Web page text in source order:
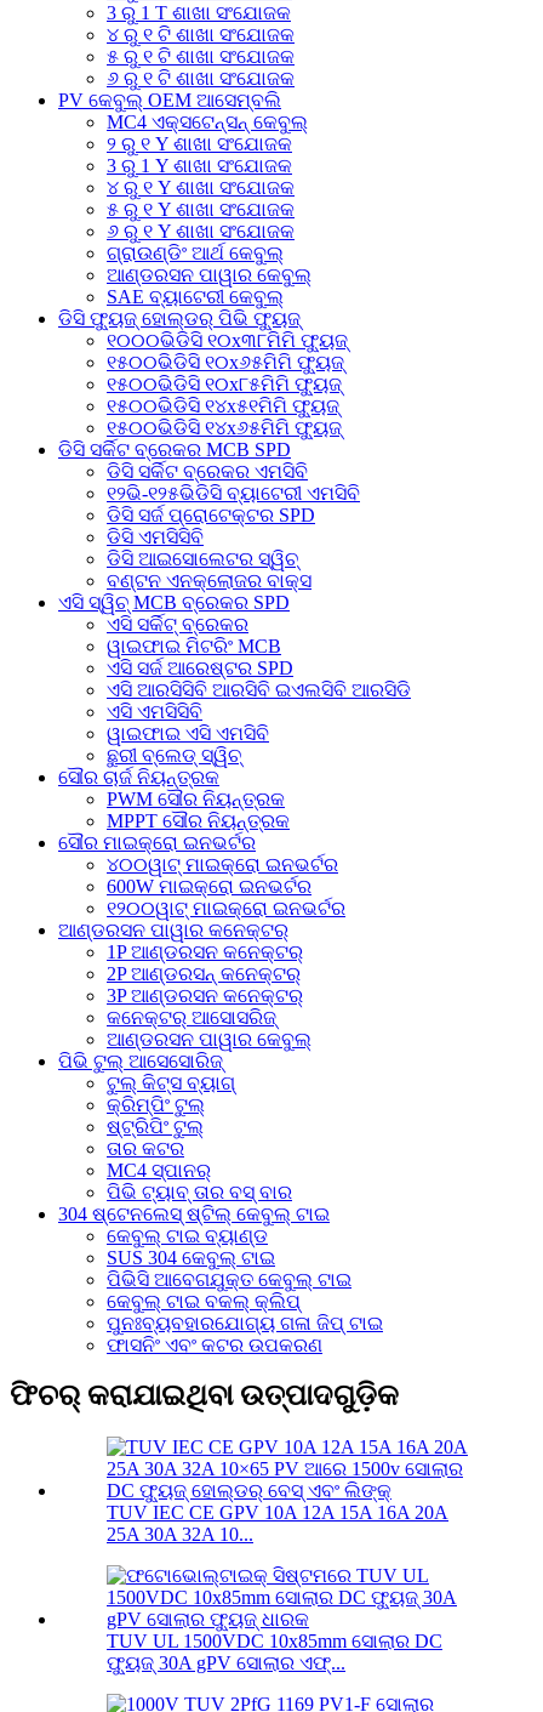
3 ରୁ 1 T ଶାଖା ସଂଯୋଜକ
୪ ରୁ ୧ ଟି ଶାଖା ସଂଯୋଜକ
୫ ରୁ ୧ ଟି ଶାଖା ସଂଯୋଜକ
୬ ରୁ ୧ ଟି ଶାଖା ସଂଯୋଜକ
PV କେବୁଲ୍ OEM ଆସେମ୍ବଲି
MC4 ଏକ୍ସଟେନ୍ସନ୍ କେବୁଲ୍
୨ ରୁ ୧ Y ଶାଖା ସଂଯୋଜକ
3 ରୁ 1 Y ଶାଖା ସଂଯୋଜକ
୪ ରୁ ୧ Y ଶାଖା ସଂଯୋଜକ
୫ ରୁ ୧ Y ଶାଖା ସଂଯୋଜକ
୬ ରୁ ୧ Y ଶାଖା ସଂଯୋଜକ
ଗ୍ରାଉଣ୍ଡିଂ ଆର୍ଥ କେବୁଲ୍
ଆଣ୍ଡରସନ ପାୱାର କେବୁଲ୍
SAE ବ୍ୟାଟେରୀ କେବୁଲ୍
ଡିସି ଫ୍ୟୁଜ୍ ହୋଲ୍ଡର୍ ପିଭି ଫ୍ୟୁଜ୍
୧୦୦୦ଭିଡିସି ୧୦x୩୮ମିମି ଫ୍ୟୁଜ୍
୧୫୦୦ଭିଡିସି ୧୦x୬୫ମିମି ଫ୍ୟୁଜ୍
୧୫୦୦ଭିଡିସି ୧୦x୮୫ମିମି ଫ୍ୟୁଜ୍
୧୫୦୦ଭିଡିସି ୧୪x୫୧ମିମି ଫ୍ୟୁଜ୍
୧୫୦୦ଭିଡିସି ୧୪x୬୫ମିମି ଫ୍ୟୁଜ୍
ଡିସି ସର୍କିଟ ବ୍ରେକର MCB SPD
ଡିସି ସର୍କିଟ ବ୍ରେକର ଏମସିବି
୧୨ଭି-୧୨୫ଭିଡିସି ବ୍ୟାଟେରୀ ଏମସିବି
ଡିସି ସର୍ଜ ପ୍ରୋଟେକ୍ଟର SPD
ଡିସି ଏମସିସିବି
ଡିସି ଆଇସୋଲେଟର ସ୍ୱିଚ୍
ବଣ୍ଟନ ଏନକ୍ଲୋଜର ବାକ୍ସ
ଏସି ସ୍ୱିଚ୍ MCB ବ୍ରେକର SPD
ଏସି ସର୍କିଟ୍ ବ୍ରେକର
ୱାଇଫାଇ ମିଟରିଂ MCB
ଏସି ସର୍ଜ ଆରେଷ୍ଟର SPD
ଏସି ଆରସିସିବି ଆରସିବି ଇଏଲସିବି ଆରସିଡି
ଏସି ଏମସିସିବି
ୱାଇଫାଇ ଏସି ଏମସିବି
ଛୁରୀ ବ୍ଲେଡ୍ ସ୍ୱିଚ୍
ସୌର ଚାର୍ଜ ନିୟନ୍ତ୍ରକ
PWM ସୌର ନିୟନ୍ତ୍ରକ
MPPT ସୌର ନିୟନ୍ତ୍ରକ
ସୌର ମାଇକ୍ରୋ ଇନଭର୍ଟର
୪୦୦ୱାଟ୍ ମାଇକ୍ରୋ ଇନଭର୍ଟର
600W ମାଇକ୍ରୋ ଇନଭର୍ଟର
୧୨୦୦ୱାଟ୍ ମାଇକ୍ରୋ ଇନଭର୍ଟର
ଆଣ୍ଡରସନ ପାୱାର କନେକ୍ଟର୍
1P ଆଣ୍ଡରସନ କନେକ୍ଟର୍
2P ଆଣ୍ଡରସନ୍ କନେକ୍ଟର୍
3P ଆଣ୍ଡରସନ କନେକ୍ଟର୍
କନେକ୍ଟର୍ ଆସୋସରିଜ୍
ଆଣ୍ଡରସନ ପାୱାର କେବୁଲ୍
ପିଭି ଟୁଲ୍ ଆସେସୋରିଜ୍
ଟୁଲ୍ କିଟ୍ସ ବ୍ୟାଗ୍
କ୍ରିମ୍ପିଂ ଟୁଲ୍
ଷ୍ଟ୍ରିପିଂ ଟୁଲ୍
ତାର କଟର
MC4 ସ୍ପାନର୍
ପିଭି ଟ୍ୟାବ୍ ତାର ବସ୍ ବାର
304 ଷ୍ଟେନଲେସ୍ ଷ୍ଟିଲ୍ କେବୁଲ୍ ଟାଇ
କେବୁଲ୍ ଟାଇ ବ୍ୟାଣ୍ଡ
SUS 304 କେବୁଲ୍ ଟାଇ
ପିଭିସି ଆବେଗଯୁକ୍ତ କେବୁଲ୍ ଟାଇ
କେବୁଲ୍ ଟାଇ ବକଲ୍ କ୍ଲିପ୍
ପୁନଃବ୍ୟବହାରଯୋଗ୍ୟ ଗଳା ଜିପ୍ ଟାଇ
ଫାସନିଂ ଏବଂ କଟର ଉପକରଣ
ଫିଚର୍ କରାଯାଇଥିବା ଉତ୍ପାଦଗୁଡ଼ିକ
TUV IEC CE GPV 10A 12A 15A 16A 20A
25A 30A 32A 10...
TUV UL 1500VDC 10x85mm ସୋଲାର DC
ଫ୍ୟୁଜ୍ 30A gPV ସୋଲାର ଏଫ୍...